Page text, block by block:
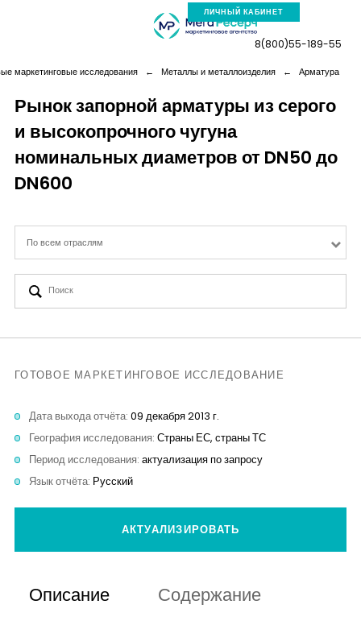
ЛИЧНЫЙ КАБИНЕТ
Компания
Услуги
Новая реальность
Кейсы
Контакты
8(800)55-189-55
маркетинговые исследования ← Металлы и металлоизделия ← Арматура
Рынок запорной арматуры из серого
и высокопрочного чугуна
номинальных диаметров от DN50 до
DN600
По всем отраслям
ГОТОВОЕ МАРКЕТИНГОВОЕ ИССЛЕДОВАНИЕ
Дата выхода отчёта: 09 декабря 2013 г.
География исследования: Страны ЕС, страны ТС
Период исследования: актуализация по запросу
Язык отчёта: Русский
АКТУАЛИЗИРОВАТЬ
Описание Содержание